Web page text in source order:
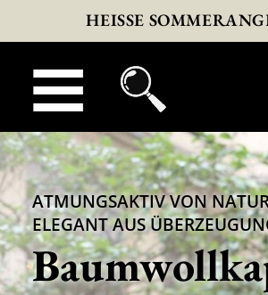
HEISSE
ATMUNGSAKTIV VON
ELEGANT AUS